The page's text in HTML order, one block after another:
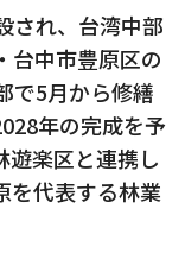
され、台湾中部
台中市豊原区の
で5月から修繕
年の完成を予
遊楽区と連携し
を代表する林業